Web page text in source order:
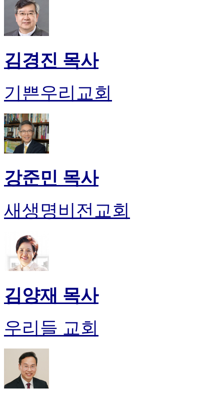
김경진 목사
기쁜우리교회
강준민 목사
새생명비전교회
김양재 목사
우리들 교회